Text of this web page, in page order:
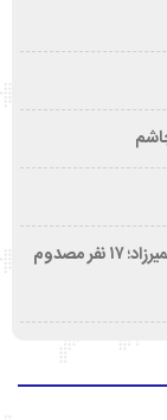
وقوع دو سانحه رانندگی در محورهای دامغان و شهمیرزاد؛ ۱۷ نفر مصدوم